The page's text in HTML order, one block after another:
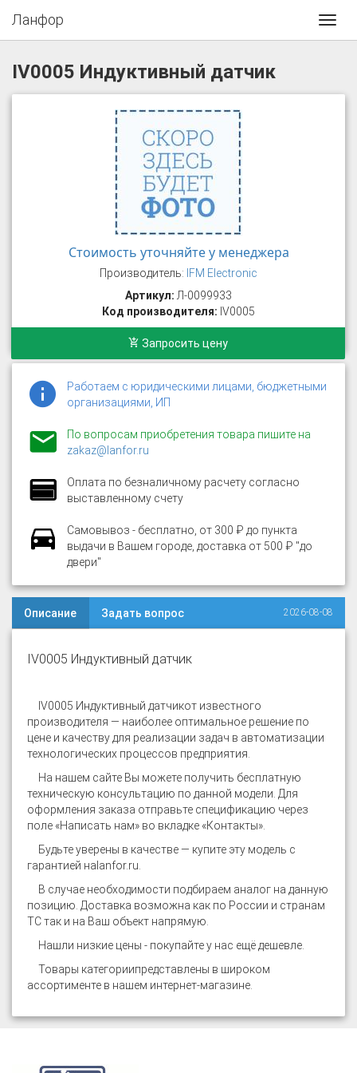
Ланфор
IV0005 Индуктивный датчик
Стоимость уточняйте у менеджера
Производитель: IFM Electronic
Артикул: Л-0099933
Код производителя: IV0005
Запросить цену
Работаем с юридическими лицами, бюджетными
организациями, ИП
По вопросам приобретения товара пишите на
zakaz@lanfor.ru
Оплата по безналичному расчету согласно
выставленному счету
Самовывоз - бесплатно, от 300 ₽ до пункта
выдачи в Вашем городе, доставка от 500 ₽ "до
двери"
Описание Задать вопрос 2026-08-08
IV0005 Индуктивный датчик
IV0005 Индуктивный датчикот известного
производителя — наиболее оптимальное решение по
цене и качеству для реализации задач в автоматизации
технологических процессов предприятия.
На нашем сайте Вы можете получить бесплатную
техническую консультацию по данной модели. Для
оформления заказа отправьте спецификацию через
поле «Написать нам» во вкладке «Контакты».
Будьте уверены в качестве — купите эту модель с
гарантией на lanfor.ru
В случае необходимости подбираем аналог на данную
позицию. Доставка возможна как по России и странам
ТС так и на Ваш объект напрямую.
Нашли низкие цены - покупайте у нас ещё дешевле.
Товары категориипредставлены в широком
ассортименте в нашем интернет-магазине.